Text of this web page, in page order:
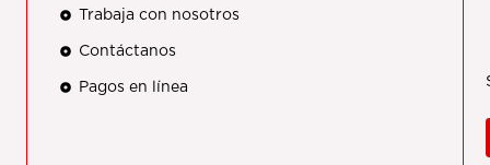
Trabaja con nosotros
Contáctanos
Pagos en línea